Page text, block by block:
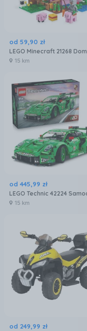
od 59,90 zł
15 km
od 445,99 zł
15 km
od 249,99 zł